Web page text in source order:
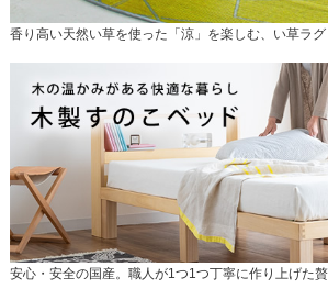
香り高い天然い草を使った「涼」を楽しむ、い草ラグ
安心・安全の国産。職人が1つ1つ丁寧に作り上げた贅